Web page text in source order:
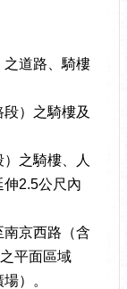
之道路、騎樓
）之騎樓及
之騎樓、人
2.5公尺內
南京西路（含
平面區域
）。